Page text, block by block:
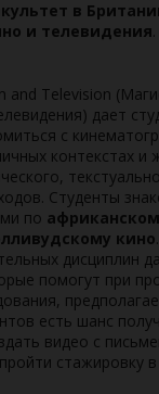
в
и телевидения.
and Television
дает
с
контекстах и
Студенты
по
кино
дисциплин
помогут при
есть шанс
видео с
стажировку